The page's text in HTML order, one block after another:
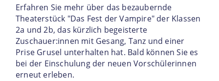
Erfahren Sie mehr über das bezaubernde
Theaterstück "Das Fest der Vampire" der Klassen
2a und 2b, das kürzlich begeisterte
Zuschauer:innen mit Gesang, Tanz und einer
Prise Grusel unterhalten hat. Bald können Sie es
bei der Einschulung der neuen Vorschülerinnen
erneut erleben.